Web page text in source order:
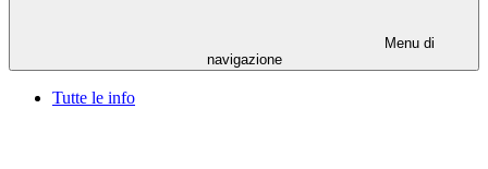
Menu di
navigazione
Tutte le info